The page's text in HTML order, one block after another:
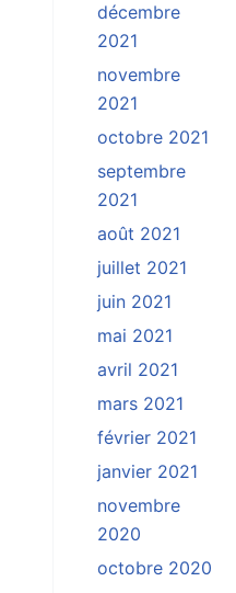
décembre
2021
novembre
2021
octobre 2021
septembre
2021
août 2021
juillet 2021
juin 2021
mai 2021
avril 2021
mars 2021
février 2021
janvier 2021
novembre
2020
octobre 2020